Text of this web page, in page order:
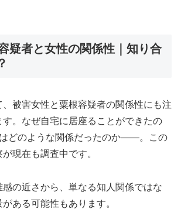
疑者と女性の関係性｜知り合
被害女性と粟根容疑者の関係性にも注
す。なぜ自宅に居座ることができたの
どのような関係だったのか――。この
現在も調査中です。
の近さから、単なる知人関係ではな
ある可能性もあります。